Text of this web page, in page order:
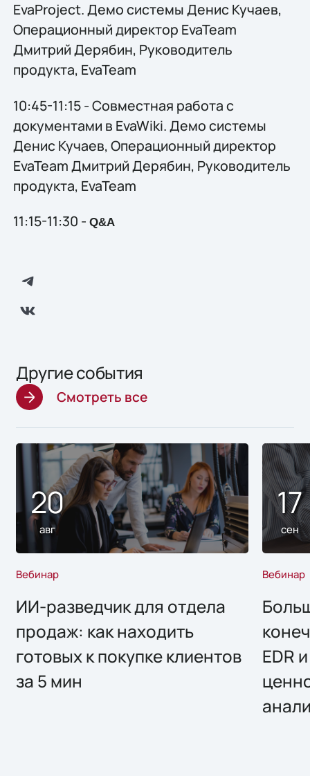
EvaProject. Демо системы Денис Кучаев,
Операционный директор EvaTeam
Дмитрий Дерябин, Руководитель
продукта, EvaTeam
10:45-11:15 - Совместная работа с
документами в EvaWiki. Демо системы
Денис Кучаев, Операционный директор
EvaTeam Дмитрий Дерябин, Руководитель
продукта, EvaTeam
11:15-11:30 - Q&A
Другие события
Смотреть все
20
авг
Вебинар
ИИ-разведчик для отдела
продаж: как находить
готовых к покупке клиентов
за 5 мин
17
сен
Вебинар
EDR